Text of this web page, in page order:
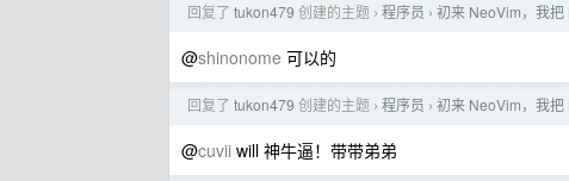
回复了 tukon479 创建的主题 › 程序员 › 初来 NeoVim，我
@shinonome 可以的
回复了 tukon479 创建的主题 › 程序员 › 初来 NeoVim，我
@cuvii will 神牛逼！带带弟弟